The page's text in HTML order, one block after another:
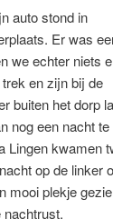
auto stond in
Er was
we echter niets
en zijn bij de
buiten het dorp
nog een nacht te
Lingen kwamen
op de linker
mooi plekje
nachtrust.